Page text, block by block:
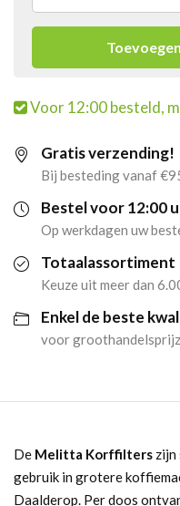
Korffilters
mm
(250
stuks)
aantal
Voor 12:00 besteld,
Gratis verzending!
Bij besteding vanaf
Bestel voor 12:00
Op werkdagen uw
Totaalassortiment
Keuze uit meer dan
Enkel de beste
voor
De Melitta Korffilters zijn
gebruik in grotere
Daalderop. Per doos